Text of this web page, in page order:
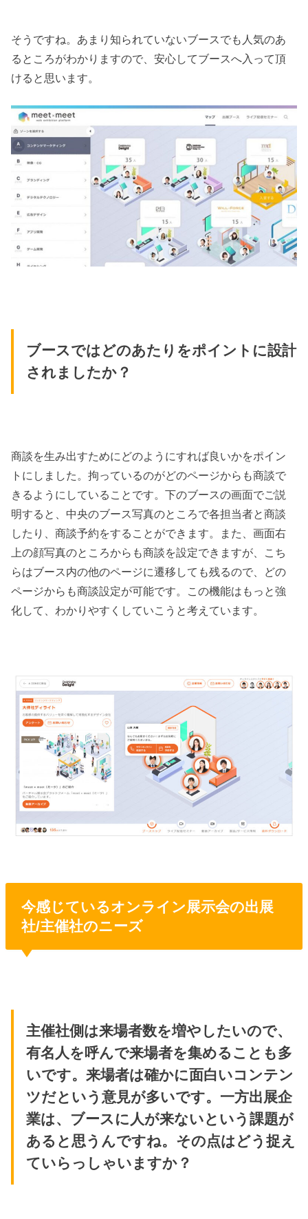
そうですね。あまり知られていないブースでも人気のあ
るところがわかりますので、安心してブースへ入って頂
けると思います。
ブースではどのあたりをポイントに設計
されましたか？
商談を生み出すためにどのようにすれば良いかをポイン
トにしました。拘っているのがどのページからも商談で
きるようにしていることです。下のブースの画面でご説
明すると、中央のブース写真のところで各担当者と商談
したり、商談予約をすることができます。また、画面右
上の顔写真のところからも商談を設定できますが、こち
らはブース内の他のページに遷移しても残るので、どの
ページからも商談設定が可能です。この機能はもっと強
化して、わかりやすくしていこうと考えています。
今感じているオンライン展示会の出展
社/主催社のニーズ
主催社側は来場者数を増やしたいので、
有名人を呼んで来場者を集めることも多
いです。来場者は確かに面白いコンテン
ツだという意見が多いです。一方出展企
業は、ブースに人が来ないという課題が
あると思うんですね。その点はどう捉え
ていらっしゃいますか？